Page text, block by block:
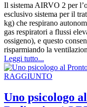
Il sistema AIRVO 2 per
esclusivo sistema per il
kg) che respirano
gas respiratori a flussi
ossigeno), e questo
risparmiando la
Leggi tutto...
Uno psicologo